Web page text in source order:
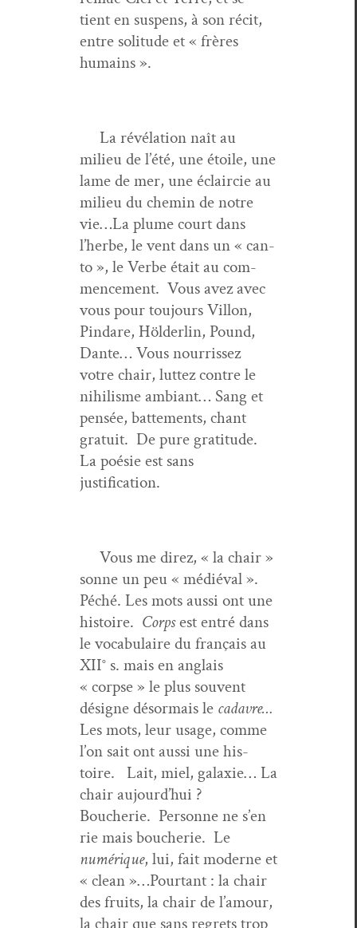
tient en sus­pens, à son réc­it,
entre soli­tude et « frères
humains ».
La révéla­tion naît au
milieu de l’été, une étoile, une
lame de mer, une éclair­cie au
milieu du chemin de notre
vie…La plume court dans
l’herbe, le vent dans un « can­
to », le Verbe était au com­
mence­ment. Vous avez avec
vous pour tou­jours Vil­lon,
Pin­dare, Hölder­lin, Pound,
Dante… Vous nour­ris­sez
votre chair, lut­tez con­tre le
nihilisme ambiant… Sang et
pen­sée, bat­te­ments, chant
gra­tu­it. De pure grat­i­tude.
La poésie est sans
justification.
Vous me direz, « la chair »
sonne un peu « médié­val ».
Péché. Les mots aus­si ont une
his­toire. Corpsest entré dans
le vocab­u­laire du français au
XII° s. mais en anglais
« corpse » le plus sou­vent
désigne désor­mais le cadavre…
Les mots, leur usage, comme
l’on sait ont aus­si une his­
toire. Lait, miel, galax­ie… La
chair aujourd’hui ?
Boucherie. Per­son­ne ne s’en
rie mais boucherie. Le
numérique, lui, fait mod­erne et
« clean »…Pour­tant : la chair
des fruits, la chair de l’amour,
la chair que sans regrets trop